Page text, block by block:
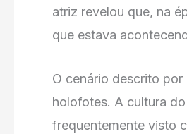
atriz revelou que, na
que estava
O cenário descrito por
holofotes. A cultura
frequentemente visto